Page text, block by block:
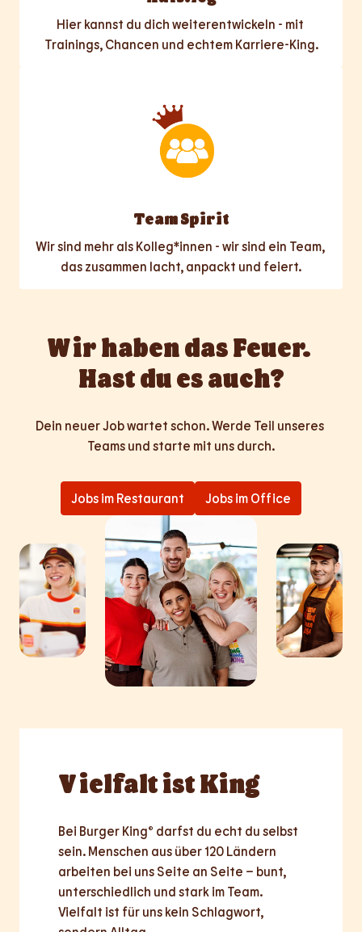
Hier kannst du dich weiterentwickeln - mit
Trainings, Chancen und echtem Karriere-King.
Team Spirit
Wir sind mehr als Kolleg*innen - wir sind ein Team,
das zusammen lacht, anpackt und feiert.
Wir haben das Feuer.
Hast du es auch?
Dein neuer Job wartet schon. Werde Teil unseres
Teams und starte mit uns durch.
Jobs im Restaurant Jobs im Office
Vielfaltist King
Bei Burger King® darfst du echt du selbst
sein. Menschen aus über 120 Ländern
arbeiten bei uns Seite an Seite – bunt,
unterschiedlich und stark im Team.
Vielfalt ist für uns kein Schlagwort,